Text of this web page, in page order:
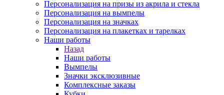
Персонализация на призы из акрила и стекла
Персонализация на вымпелы
Персонализация на значках
Персонализация на плакетках и тарелках
Наши работы
Назад
Наши работы
Вымпелы
Значки эксклюзивные
Комплексные заказы